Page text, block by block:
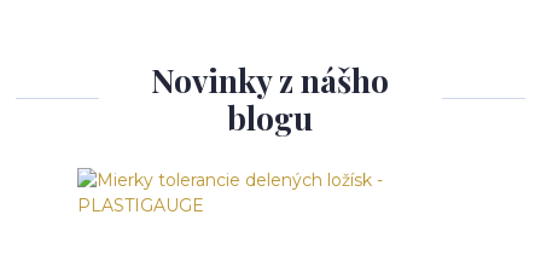
Novinky z nášho
blogu